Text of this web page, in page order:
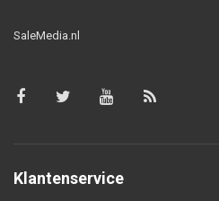
SaleMedia.nl
Klantenservice